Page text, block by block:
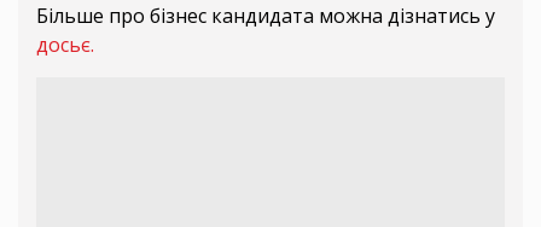
Більше про бізнес кандидата можна дізнатись у
досьє.